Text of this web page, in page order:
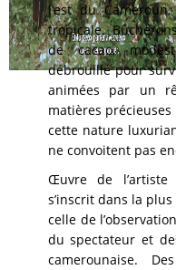
l’est du
tropicale.
de cacao,
débrouille pour
animées par un
matières
cette nature
ne convoitent pas
Œuvre de
s’inscrit dans la
celle de
du spectateur et
camerounaise.